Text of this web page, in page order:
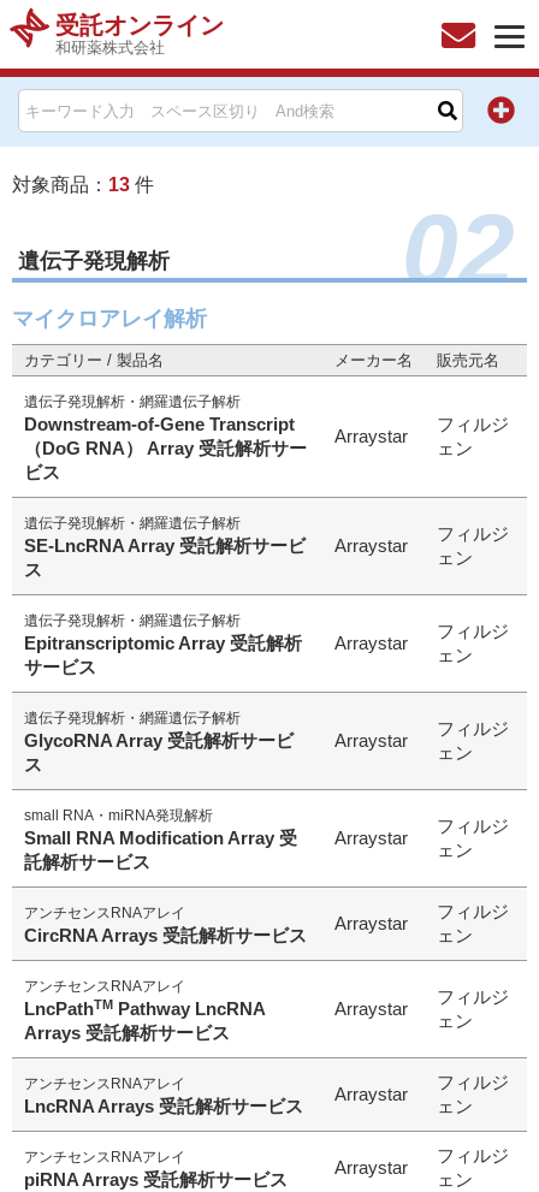
受託オンライン
和研薬株式会社
対象商品： 13 件
遺伝子発現解析 02
マイクロアレイ解析
カテゴリー / 製品名 メーカー名 販売元名
遺伝子発現解析・網羅遺伝子解析
Downstream-of-Gene Transcript
（DoG RNA） Array 受託解析サー
ビス
Arraystar
フィルジ
ェン
遺伝子発現解析・網羅遺伝子解析
SE-LncRNA Array 受託解析サービ
ス
Arraystar
フィルジ
ェン
遺伝子発現解析・網羅遺伝子解析
Epitranscriptomic Array 受託解析
サービス
Arraystar
フィルジ
ェン
遺伝子発現解析・網羅遺伝子解析
GlycoRNA Array 受託解析サービ
ス
Arraystar
フィルジ
ェン
small RNA・miRNA発現解析
Small RNA Modification Array 受
託解析サービス
Arraystar
フィルジ
ェン
アンチセンスRNAアレイ
CircRNA Arrays 受託解析サービス
Arraystar
フィルジ
ェン
アンチセンスRNAアレイ
LncPathTM Pathway LncRNA
Arrays 受託解析サービス
Arraystar
フィルジ
ェン
アンチセンスRNAアレイ
LncRNA Arrays 受託解析サービス
Arraystar
フィルジ
ェン
アンチセンスRNAアレイ
piRNA Arrays 受託解析サービス
Arraystar
フィルジ
ェン
HOME
キャンペーン情報一覧
製品カテゴリー一覧
メーカー別索引
販売元別索引
ご利用ガイド
研究機器オンライン
ラボプランニング
実験フローガイド
ワケンG オンラインショップ
和研薬 ホームページ